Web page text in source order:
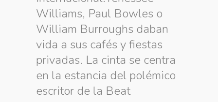
Williams, Paul Bowles o
William Burroughs daban
vida a sus cafés y fiestas
privadas. La cinta se centra
en la estancia del polémico
escritor de la Beat